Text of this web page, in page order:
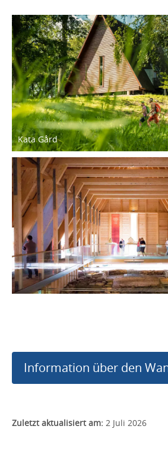
Kata Gård
Information über den
Zuletzt aktualisiert am: 2 Juli 2026